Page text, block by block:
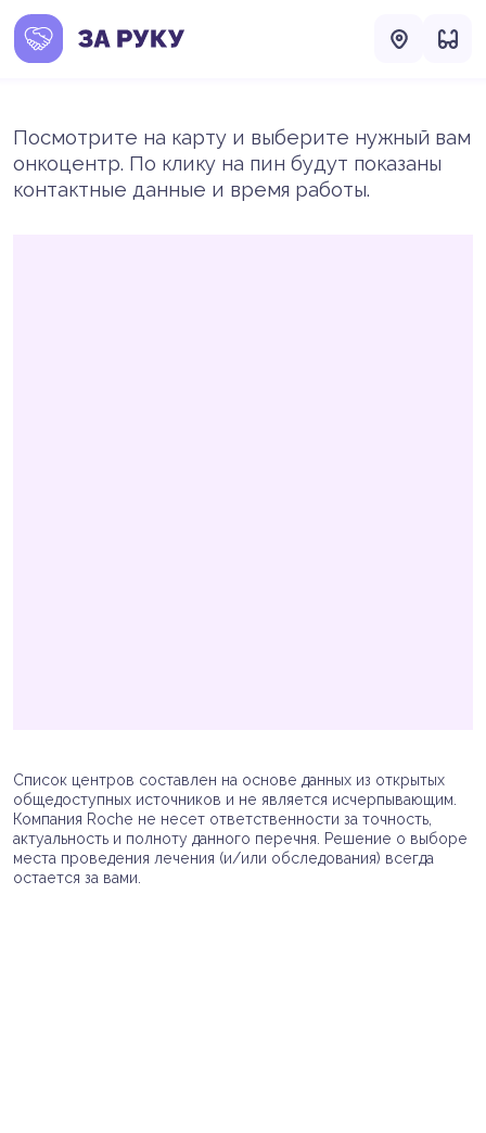
Посмотрите на карту и выберите нужный вам
онкоцентр. По клику на пин будут показаны
контактные данные и время работы.
Список центров составлен на основе данных из открытых
общедоступных источников и не является исчерпывающим.
Компания Roche не несет ответственности за точность,
актуальность и полноту данного перечня. Решение о выборе
места проведения лечения (и/или обследования) всегда
остается за вами.